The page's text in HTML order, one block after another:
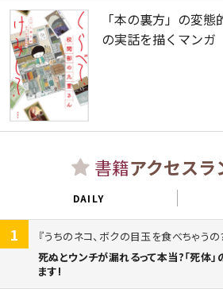
「本の裏方」の変
の実話を描くマンガ
書籍アクセスラ
DAILY
1
うちのネコ、ボクの目玉を食べちゃうの
死ぬとウンチが漏れるって本当?「死体
ます!